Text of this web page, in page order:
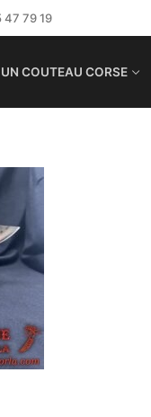
47 79 19
COUTEAU CORSE